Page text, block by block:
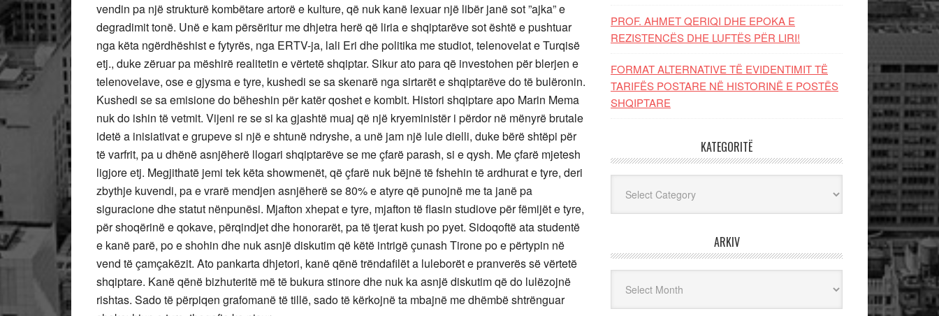
vendin pa një strukturë kombëtare artorë e kulture, që nuk kanë lexuar një libër janë sot ”ajka” e
degradimit tonë. Unë e kam përsëritur me dhjetra herë që liria e shqiptarëve sot është e pushtuar
nga këta ngërdhëshist e fytyrës, nga ERTV-ja, lali Eri dhe politika me studiot, telenovelat e Turqisë
etj., duke zëruar pa mëshirë realitetin e vërtetë shqiptar. Sikur ato para që investohen për blerjen e
telenovelave, ose e gjysma e tyre, kushedi se sa skenarë nga sirtarët e shqiptarëve do të bulëronin.
Kushedi se sa emisione do bëheshin për katër qoshet e kombit. Histori shqiptare apo Marin Mema
nuk do ishin të vetmit. Vijeni re se si ka gjashtë muaj që një kryeministër i përdor në mënyrë brutale
idetë a inisiativat e grupeve si një e shtunë ndryshe, a unë jam një lule dielli, duke bërë shtëpi për
të varfrit, pa u dhënë asnjëherë llogari shqiptarëve se me çfarë parash, si e qysh. Me çfarë mjetesh
ligjore etj. Megjithatë jemi tek këta showmenët, që çfarë nuk bëjnë të fshehin të ardhurat e tyre, deri
zbythje kuvendi, pa e vrarë mendjen asnjëherë se 80% e atyre që punojnë me ta janë pa
siguracione dhe statut nënpunësi. Mjafton xhepat e tyre, mjafton të flasin studiove për fëmijët e tyre,
për shoqërinë e qokave, përqindjet dhe honorarët, pa të tjerat kush po pyet. Sidoqoftë ata studentë
e kanë parë, po e shohin dhe nuk asnjë diskutim që këtë intrigë çunash Tirone po e përtypin në
vend të çamçakëzit. Ato pankarta dhjetori, kanë qënë trëndafilët a luleborët e pranverës së vërtetë
shqiptare. Kanë qënë bizhuteritë më të bukura stinore dhe nuk ka asnjë diskutim që do lulëzojnë
rishtas. Sado të përpiqen grafomanë të tillë, sado të kërkojnë ta mbajnë me dhëmbë shtrënguar
PROF. AHMET QERIQI DHE EPOKA E
REZISTENCЁS DHE LUFTЁS PЁR LIRI!
FORMAT ALTERNATIVE TË EVIDENTIMIT TË
TARIFËS POSTARE NË HISTORINË E POSTËS
SHQIPTARE
KATEGORITË
ARKIV